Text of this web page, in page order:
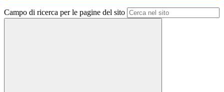
Campo di ricerca per le pagine del sito